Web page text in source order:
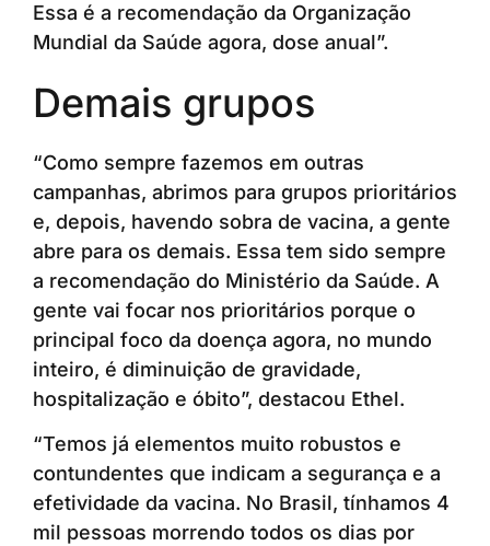
Essa é a recomendação da Organização
Mundial da Saúde agora, dose anual”.
Demais grupos
“Como sempre fazemos em outras
campanhas, abrimos para grupos prioritários
e, depois, havendo sobra de vacina, a gente
abre para os demais. Essa tem sido sempre
a recomendação do Ministério da Saúde. A
gente vai focar nos prioritários porque o
principal foco da doença agora, no mundo
inteiro, é diminuição de gravidade,
hospitalização e óbito”, destacou Ethel.
“Temos já elementos muito robustos e
contundentes que indicam a segurança e a
efetividade da vacina. No Brasil, tínhamos 4
mil pessoas morrendo todos os dias por